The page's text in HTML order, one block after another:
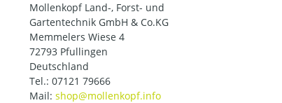
Mollenkopf Land-, Forst- und
Gartentechnik GmbH & Co.KG
Memmelers Wiese 4
72793 Pfullingen
Deutschland
Tel.: 07121 79666
Mail: